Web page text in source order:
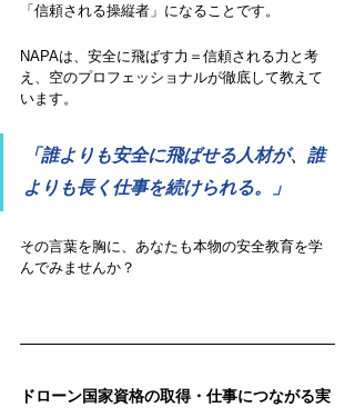
「信頼される操縦者」になることです。
NAPAは、安全に飛ばす力＝信頼される力と考
え、空のプロフェッショナルが徹底して教えて
います。
「誰よりも安全に飛ばせる人材が、誰
よりも長く仕事を続けられる。」
その言葉を胸に、あなたも本物の安全教育を学
んでみませんか？
ドローン国家資格の取得・仕事につながる実